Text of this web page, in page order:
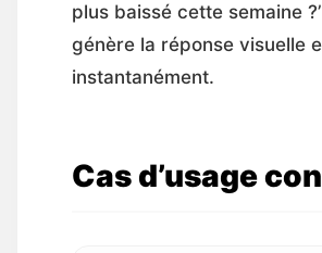
plus baissé cette semaine
génère la réponse visuelle
instantanément.
Cas d’usage